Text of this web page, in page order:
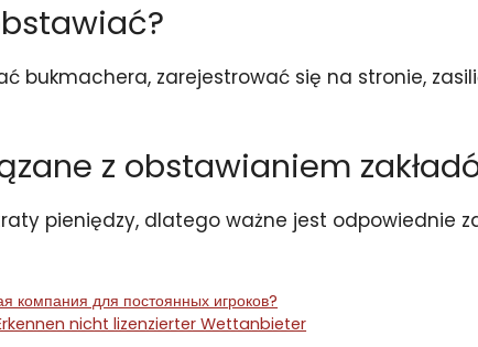
bukmachera, zarejestrować się na stronie,
z obstawianiem
pieniędzy, dlatego ważne jest
компания для постоянных игроков?
nicht lizenzierter Wettanbieter